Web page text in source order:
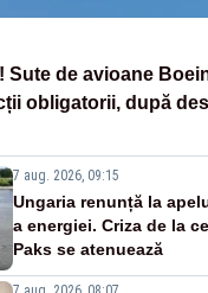
Sute de avioane
obligatorii, după
7 aug. 2026, 09:15
Ungaria renunță la
a energiei. Criza de la
Paks se atenuează